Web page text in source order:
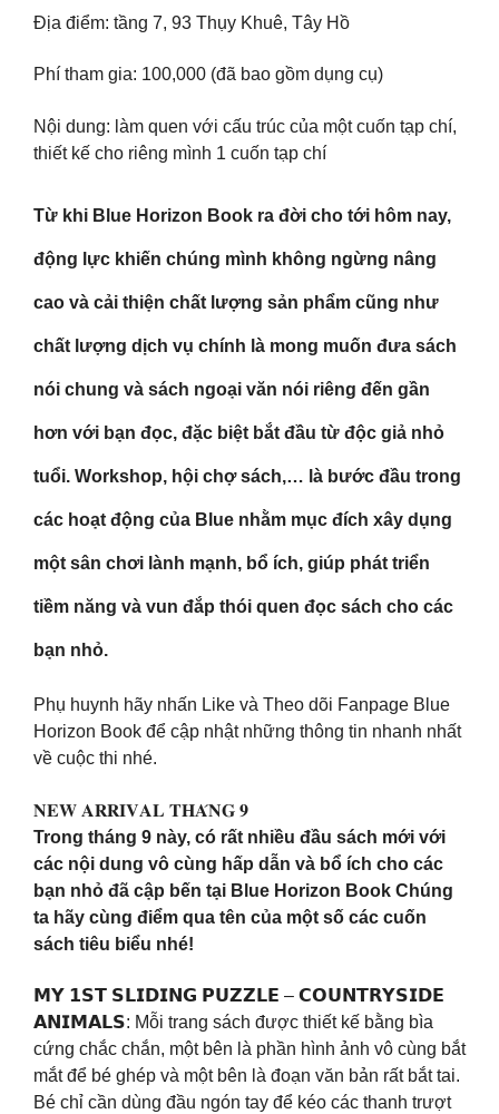
Địa điểm: tầng 7, 93 Thụy Khuê, Tây Hồ
Phí tham gia: 100,000 (đã bao gồm dụng cụ)
Nội dung: làm quen với cấu trúc của một cuốn tạp chí,
thiết kế cho riêng mình 1 cuốn tạp chí
Từ khi Blue Horizon Book ra đời cho tới hôm nay,
động lực khiến chúng mình không ngừng nâng
cao và cải thiện chất lượng sản phẩm cũng như
chất lượng dịch vụ chính là mong muốn đưa sách
nói chung và sách ngoại văn nói riêng đến gần
hơn với bạn đọc, đặc biệt bắt đầu từ độc giả nhỏ
tuổi. Workshop, hội chợ sách,… là bước đầu trong
các hoạt động của Blue nhằm mục đích xây dụng
một sân chơi lành mạnh, bổ ích, giúp phát triển
tiềm năng và vun đắp thói quen đọc sách cho các
bạn nhỏ.
Phụ huynh hãy nhấn Like và Theo dõi Fanpage Blue
Horizon Book để cập nhật những thông tin nhanh nhất
về cuộc thi nhé.
𝐍𝐄𝐖 𝐀𝐑𝐑𝐈𝐕𝐀𝐋 𝐓𝐇𝐀́𝐍𝐆 𝟗
Trong tháng 9 này, có rất nhiều đầu sách mới với
các nội dung vô cùng hấp dẫn và bổ ích cho các
bạn nhỏ đã cập bến tại Blue Horizon Book Chúng
ta hãy cùng điểm qua tên của một số các cuốn
sách tiêu biểu nhé!
𝗠𝗬 𝟭𝗦𝗧 𝗦𝗟𝗜𝗗𝗜𝗡𝗚 𝗣𝗨𝗭𝗭𝗟𝗘 – 𝗖𝗢𝗨𝗡𝗧𝗥𝗬𝗦𝗜𝗗𝗘
𝗔𝗡𝗜𝗠𝗔𝗟𝗦: Mỗi trang sách được thiết kế bằng bìa
cứng chắc chắn, một bên là phần hình ảnh vô cùng bắt
mắt để bé ghép và một bên là đoạn văn bản rất bắt tai.
Bé chỉ cần dùng đầu ngón tay để kéo các thanh trượt